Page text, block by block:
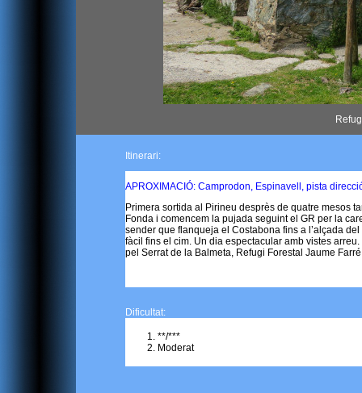
Itinerari:
APROXIMACIÓ: Camprodon, Espinavell, pista
Primera sortida al Pirineu desprès de quatre mesos
Fonda i comencem la pujada seguint el GR per la
sender que flanqueja el Costabona fins a l’alçada
fàcil fins el cim. Un dia espectacular amb vistes
pel Serrat de la Balmeta, Refugi Forestal Jaume
Dificultat:
**/***
Moderat